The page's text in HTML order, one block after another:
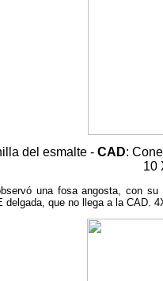
del esmalte - CAD:
10
una fosa angosta, con su
que no llega a la CAD.